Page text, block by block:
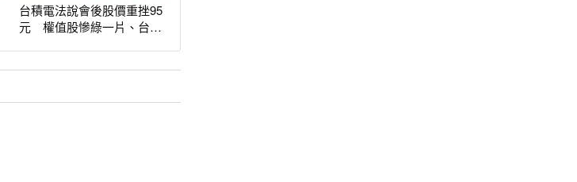
台積電法說會後股價重挫95
元 權值股慘綠一片、台股